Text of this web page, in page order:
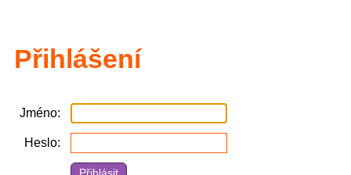
školy)
Zakončení olympiády -
Třeťáci zakončili
Přihlášení
Jméno
Heslo